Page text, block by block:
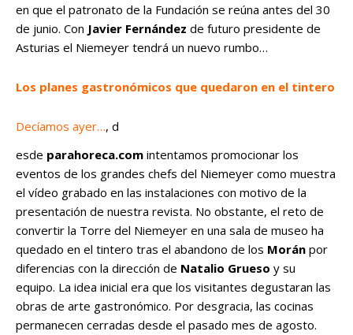
en que el patronato de la Fundación se reúna antes del 30
de junio. Con Javier Fernández de futuro presidente de
Asturias el Niemeyer tendrá un nuevo rumbo…
Los planes gastronómicos que quedaron en el tintero
Decíamos ayer…, d
esde parahoreca.com intentamos promocionar los
eventos de los grandes chefs del Niemeyer como muestra
el vídeo grabado en las instalaciones con motivo de la
presentación de nuestra revista. No obstante, el reto de
convertir la Torre del Niemeyer en una sala de museo ha
quedado en el tintero tras el abandono de los Morán por
diferencias con la dirección de Natalio Grueso y su
equipo. La idea inicial era que los visitantes degustaran las
obras de arte gastronómico. Por desgracia, las cocinas
permanecen cerradas desde el pasado mes de agosto.